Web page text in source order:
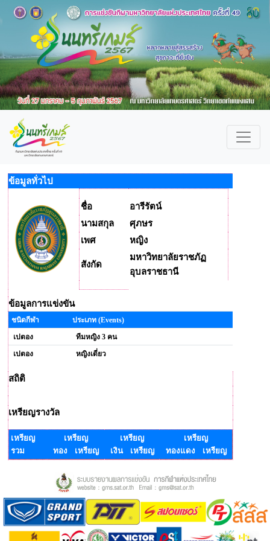
ข้อมูลทั่วไป
ชื่อ
อารีรัตน์
นามสกุล
ศุภษร
เพศ
หญิง
สังกัด
มหาวิทยาลัยราชภัฏ
อุบลราชธานี
ข้อมูลการแข่งขัน
ชนิดกีฬา
ประเภท (Events)
เปตอง
ทีมหญิง 3 คน
เปตอง
หญิงเดี่ยว
สถิติ
เหรียญรางวัล
เหรียญ
รวม
เหรียญ
ทอง เหรียญ
เหรียญ
เงิน เหรียญ
เหรียญ
ทองแดง เหรียญ